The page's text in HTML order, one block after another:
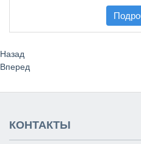
Назад
Вперед
КОНТАКТЫ